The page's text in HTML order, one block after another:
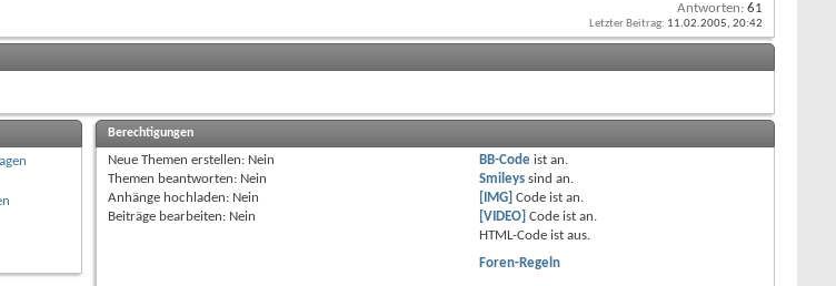
'für DISPLAY
'Variable wird von Timer0 hochgezählt also mit ca. 1kHz
'Empfangene Impulse
'Wasserzählerwert
'Analogeingang einlesen
Antworten: 61
Letzter Beitrag: 11.02.2005, 20:42
Berechtigungen
Neue Themen erstellen: Nein
Themen beantworten: Nein
Anhänge hochladen: Nein
Beiträge bearbeiten: Nein
BB-Code istan.
Smileys sindan.
[IMG] Code istan.
[VIDEO] Code istan.
HTML-Code istaus.
Foren-Regeln